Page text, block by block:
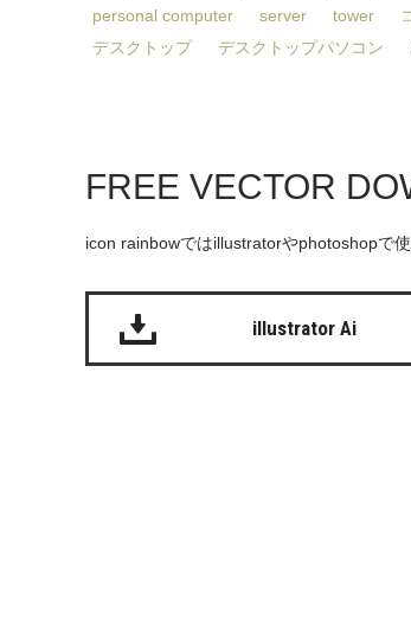
personal computer
server tower
デスクトップ
デスクトップパソコン
FREE VECTOR
icon rainbowではillustratorやphotoshopで
illustrator Ai